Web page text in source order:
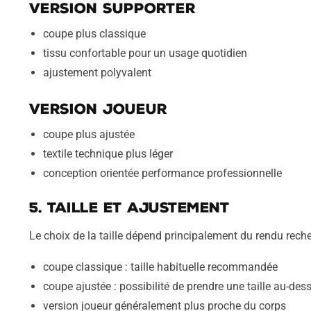
Version supporter
coupe plus classique
tissu confortable pour un usage quotidien
ajustement polyvalent
Version joueur
coupe plus ajustée
textile technique plus léger
conception orientée performance professionnelle
5. Taille et ajustement
Le choix de la taille dépend principalement du rendu
coupe classique : taille habituelle recommandée
coupe ajustée : possibilité de prendre une taille au-
version joueur généralement plus proche du corps